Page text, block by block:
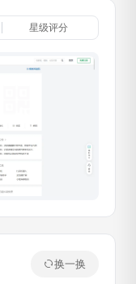
星级评分
换一换